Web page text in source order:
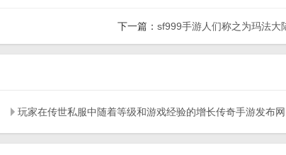
下一篇： sf999手游人们称之为玛法大
玩家在传世私服中随着等级和游戏经验的增长传奇手游发布网